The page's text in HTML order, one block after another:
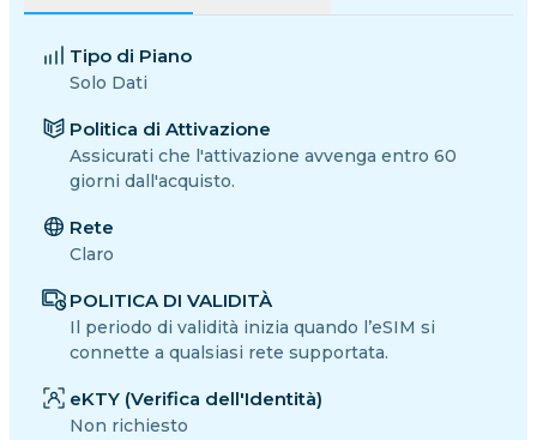
Tipo di Piano
Solo Dati
Politica di Attivazione
Assicurati che l'attivazione avvenga entro 60
giorni dall'acquisto.
Rete
Claro
POLITICA DI VALIDITÀ
Il periodo di validità inizia quando l’eSIM si
connette a qualsiasi rete supportata.
eKTY (Verifica dell'Identità)
Non richiesto